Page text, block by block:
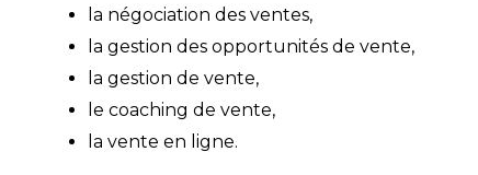
la négociation des ventes,
la gestion des opportunités de vente,
la gestion de vente,
le coaching de vente,
la vente en ligne.